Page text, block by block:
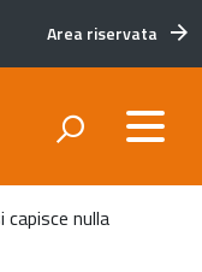
Area riservata
nulla